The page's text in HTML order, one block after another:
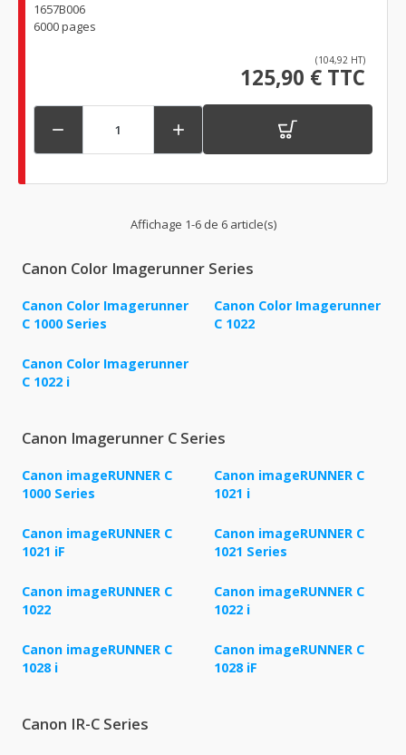
1657B006
6000 pages
(104,92 HT)
125,90 € TTC
 
Affichage 1-6 de 6 article(s)
Canon Color Imagerunner Series
Canon Color Imagerunner
C 1000 Series
Canon Color Imagerunner
C 1022
Canon Color Imagerunner
C 1022 i
Canon Imagerunner C Series
Canon imageRUNNER C
1000 Series
Canon imageRUNNER C
1021 i
Canon imageRUNNER C
1021 iF
Canon imageRUNNER C
1021 Series
Canon imageRUNNER C
1022
Canon imageRUNNER C
1022 i
Canon imageRUNNER C
1028 i
Canon imageRUNNER C
1028 iF
Canon IR-C Series